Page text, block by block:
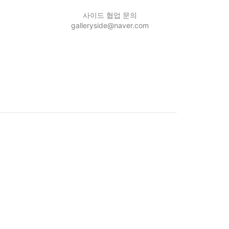
사이드 협업 문의
galleryside@naver.com